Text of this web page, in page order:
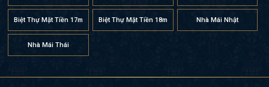
Biệt Thự Mặt Tiền 17m Biệt Thự Mặt Tiền 18m Nhà Mái Nhật
Nhà Mái Thái